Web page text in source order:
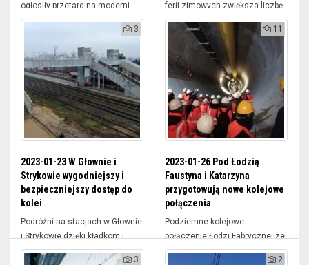
ogłosiły przetarg na moderni...
ferii zimowych zwiększa liczbę
p...
3
2023-01-23 W Głownie i
Strykowie wygodniejszy i
bezpieczniejszy dostęp do
kolei
Podróżni na stacjach w Głownie
i Strykowie dzięki kładkom i ...
11
2023-01-26 Pod Łodzią
Faustyna i Katarzyna
przygotowują nowe kolejowe
połączenia
Podziemne kolejowe
połączenie Łodzi Fabrycznej ze
stacjami Ł...
3
2